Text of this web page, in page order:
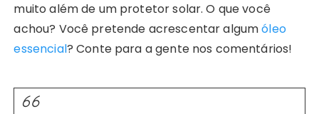
muito além de um protetor solar. O que você
achou? Você pretende acrescentar algumóleo
essencial? Conte para a gente nos comentários!